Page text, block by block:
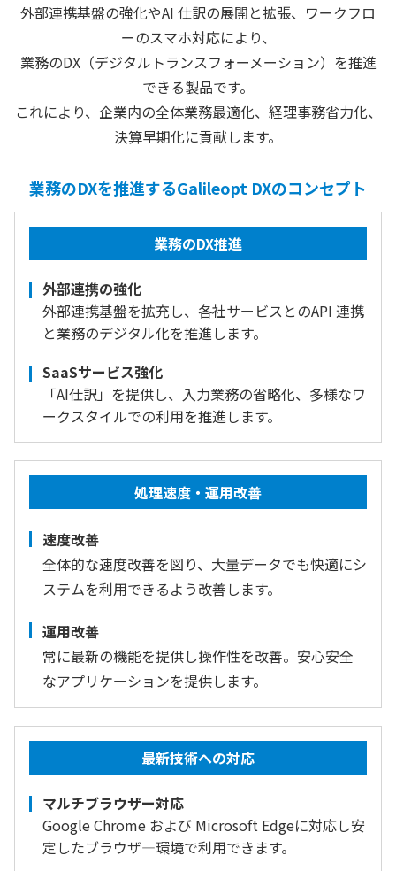
外部連携基盤の強化やAI 仕訳の展開と拡張、ワークフロ
ーのスマホ対応により、
業務のDX（デジタルトランスフォーメーション）を推進
できる製品です。
これにより、企業内の全体業務最適化、経理事務省力化、
決算早期化に貢献します。
業務のDXを推進するGalileopt DXのコンセプト
業務のDX推進
外部連携の強化
外部連携基盤を拡充し、各社サービスとのAPI 連携
と業務のデジタル化を推進します。
SaaSサービス強化
「AI仕訳」を提供し、入力業務の省略化、多様なワ
ークスタイルでの利用を推進します。
処理速度・運用改善
速度改善
全体的な速度改善を図り、大量データでも快適にシ
ステムを利用できるよう改善します。
運用改善
常に最新の機能を提供し操作性を改善。安心安全
なアプリケーションを提供します。
最新技術への対応
マルチブラウザー対応
Google Chrome および Microsoft Edgeに対応し安
定したブラウザ―環境で利用できます。